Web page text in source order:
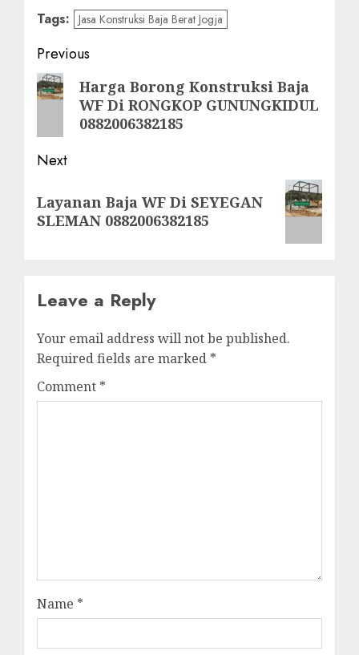
Tags: Jasa Konstruksi Baja Berat Jogja
Post
navigation
Previous
Previous
post:
Harga Borong Konstruksi Baja
WF Di RONGKOP GUNUNGKIDUL
0882006382185
Next
post:
Layanan Baja WF Di SEYEGAN
SLEMAN 0882006382185
Leave a Reply
Your email address will not be published.
Required fields are marked *
Comment *
Name *